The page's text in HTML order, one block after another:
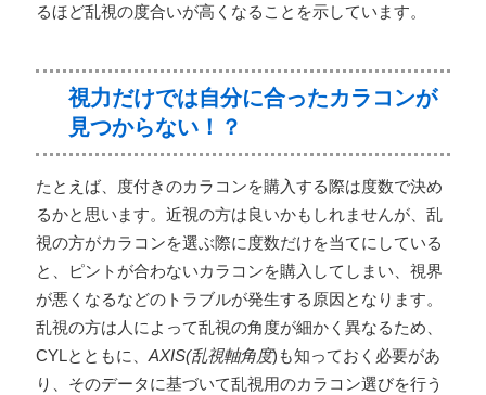
るほど乱視の度合いが高くなることを示しています。
視力だけでは自分に合ったカラコンが
見つからない！？
たとえば、度付きのカラコンを購入する際は度数で決め
るかと思います。近視の方は良いかもしれませんが、乱
視の方がカラコンを選ぶ際に度数だけを当てにしている
と、ピントが合わないカラコンを購入してしまい、視界
が悪くなるなどのトラブルが発生する原因となります。
乱視の方は人によって乱視の角度が細かく異なるため、
CYLとともに、 AXIS(乱視軸角度)も知っておく必要があ
り、そのデータに基づいて乱視用のカラコン選びを行う